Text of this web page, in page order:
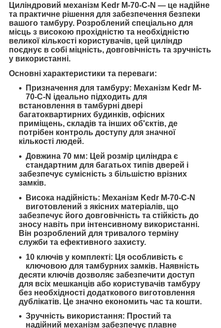
Циліндровий механізм Kedr M-70-C-N — це надійне
та практичне рішення для забезпечення безпеки
вашого тамбуру. Розроблений спеціально для
місць з високою прохідністю та необхідністю
великої кількості користувачів, цей циліндр
поєднує в собі міцність, довговічність та зручність
у використанні.
Основні характеристики та переваги:
Призначення для тамбуру: Механізм Kedr M-
70-C-N ідеально підходить для
встановлення в тамбурні двері
багатоквартирних будинків, офісних
приміщень, складів та інших об'єктів, де
потрібен контроль доступу для значної
кількості людей.
Довжина 70 мм: Цей розмір циліндра є
стандартним для багатьох типів дверей і
забезпечує сумісність з більшістю врізних
замків.
Висока надійність: Механізм Kedr M-70-C-N
виготовлений з якісних матеріалів, що
забезпечує його довговічність та стійкість до
зносу навіть при інтенсивному використанні.
Він розроблений для тривалого терміну
служби та ефективного захисту.
10 ключів у комплекті: Ця особливість є
ключовою для тамбурних замків. Наявність
десяти ключів дозволяє забезпечити доступ
для всіх мешканців або користувачів тамбуру
без необхідності додаткового виготовлення
дублікатів. Це значно економить час та кошти.
Зручність використання: Простий та
надійний механізм забезпечує плавне